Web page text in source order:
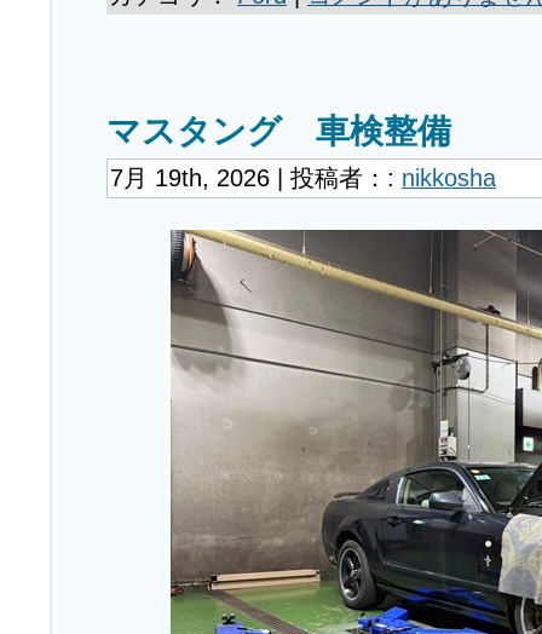
マスタング 車検整備
7月 19th, 2026 | 投稿者：: nikkosha